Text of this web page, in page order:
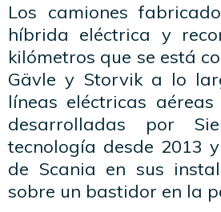
Los camiones
híbrida eléctrica y
kilómetros que se está
Gävle y Storvik a lo
líneas eléctricas
desarrolladas por
tecnología desde 2013
de Scania en sus
sobre un bastidor en la